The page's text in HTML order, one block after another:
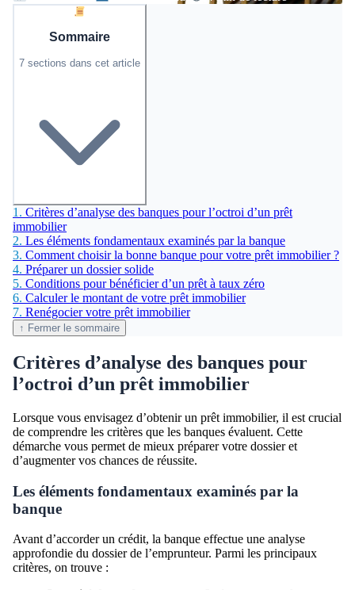
Sommaire
7 sections dans cet article
1. Critères d’analyse des banques pour l’octroi d’un prêt
immobilier
2. Les éléments fondamentaux examinés par la banque
3. Comment choisir la bonne banque pour votre prêt immobilier ?
4. Préparer un dossier solide
5. Conditions pour bénéficier d’un prêt à taux zéro
6. Calculer le montant de votre prêt immobilier
7. Renégocier votre prêt immobilier
↑ Fermer le sommaire
Critères d’analyse des banques pour
l’octroi d’un prêt immobilier
Lorsque vous envisagez d’obtenir un prêt immobilier, il est crucial
de comprendre les critères que les banques évaluent. Cette
démarche vous permet de mieux préparer votre dossier et
d’augmenter vos chances de réussite.
Les éléments fondamentaux examinés par la
banque
Avant d’accorder un crédit, la banque effectue une analyse
approfondie du dossier de l’emprunteur. Parmi les principaux
critères, on trouve :